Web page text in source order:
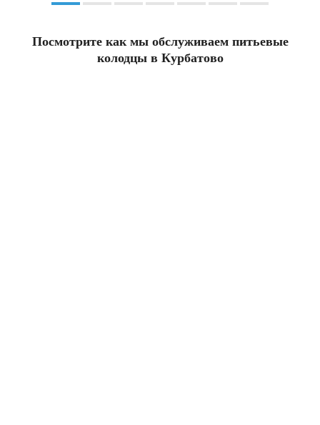
Посмотрите как мы обслуживаем питьевые
колодцы в Курбатово